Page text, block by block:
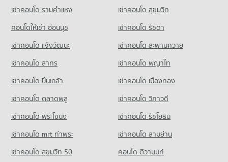
ขายคอนโด ถนนเพชรบุรี (ตัดใหม่) กรุงเทพฯ
มีคอนโดขาย 11,928 ประกาศ
19 โครงการ
คอนโดให้เช่า สุขุมวิท 24
มีคอนโดขาย 619 ประกาศ
คอนโด สุขุมวิท 26
12 โครงการ
คอนโดให้เช่า สุขุมวิท 26
มีคอนโดให้เช่า 1,056 ประกาศ
เช่าคอนโด รามคําแหง
เช่าคอนโด สุขุมวิท
คอนโดให้เช่า อ่อนนุช
เช่าคอนโด รัชดา
เช่าคอนโด แจ้งวัฒนะ
เช่าคอนโด สะพานควาย
เช่าคอนโด สาทร
เช่าคอนโด พญาไท
เช่าคอนโด ปิ่นเกล้า
เช่าคอนโด เมืองทอง
เช่าคอนโด ตลาดพลู
เช่าคอนโด วิภาวดี
เช่าคอนโด พระโขนง
เช่าคอนโด รัชโยธิน
เช่าคอนโด mrt ท่าพระ
เช่าคอนโด สามย่าน
เช่าคอนโด สุขุมวิท 50
คอนโด ติวานนท์